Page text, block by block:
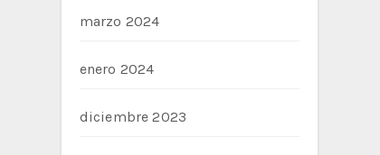
marzo 2024
enero 2024
diciembre 2023